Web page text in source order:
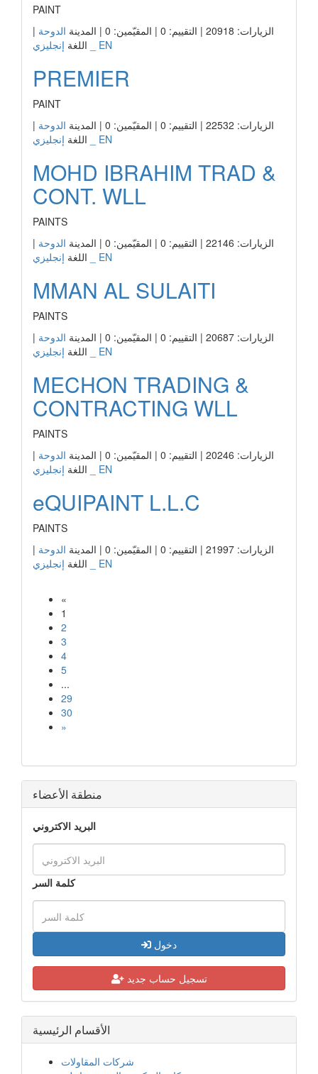
PAINT
الزيارات: 20918 | التقييم: 0 | المقيّمين: 0 | المدينة
الدوحة |
اللغة إنجليزي _ EN
PREMIER
PAINT
الزيارات: 22532 | التقييم: 0 | المقيّمين: 0 | المدينة
الدوحة |
اللغة إنجليزي _ EN
MOHD IBRAHIM TRAD &
CONT. WLL
PAINTS
الزيارات: 22146 | التقييم: 0 | المقيّمين: 0 | المدينة
الدوحة |
اللغة إنجليزي _ EN
MMAN AL SULAITI
PAINTS
الزيارات: 20687 | التقييم: 0 | المقيّمين: 0 | المدينة
الدوحة |
اللغة إنجليزي _ EN
MECHON TRADING &
CONTRACTING WLL
PAINTS
الزيارات: 20246 | التقييم: 0 | المقيّمين: 0 | المدينة
الدوحة |
اللغة إنجليزي _ EN
eQUIPAINT L.L.C
PAINTS
الزيارات: 21997 | التقييم: 0 | المقيّمين: 0 | المدينة
الدوحة |
اللغة إنجليزي _ EN
«
1
2
3
4
5
...
29
30
»
منطقة الأعضاء
البريد الاكتروني
كلمة السر
دخول
تسجيل حساب جديد
الأقسام الرئيسية
شركات المقاولات